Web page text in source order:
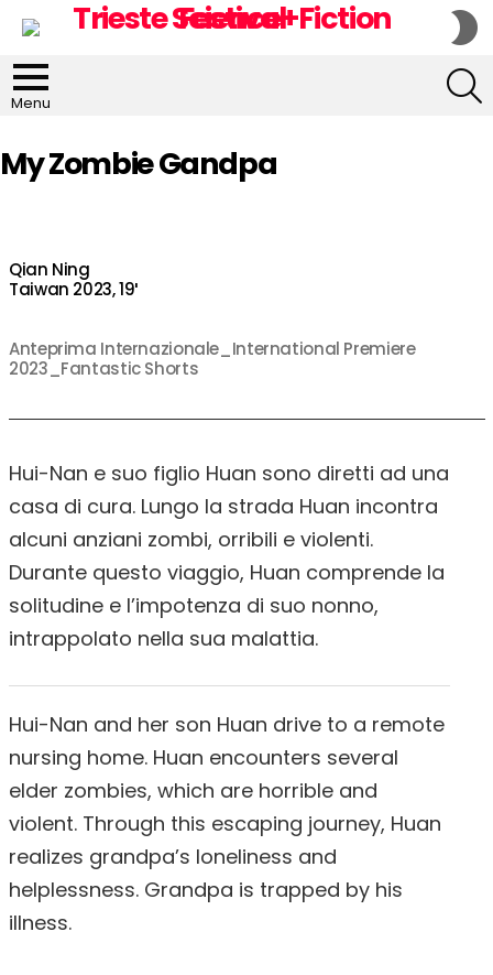
Menu
My Zombie Gandpa
Qian Ning
Taiwan 2023, 19′
Anteprima Internazionale_International Premiere
2023_Fantastic Shorts
Hui-Nan e suo figlio Huan sono diretti ad una
casa di cura. Lungo la strada Huan incontra
alcuni anziani zombi, orribili e violenti.
Durante questo viaggio, Huan comprende la
solitudine e l’impotenza di suo nonno,
intrappolato nella sua malattia.
Hui-Nan and her son Huan drive to a remote
nursing home. Huan encounters several
elder zombies, which are horrible and
violent. Through this escaping journey, Huan
realizes grandpa’s loneliness and
helplessness. Grandpa is trapped by his
illness.